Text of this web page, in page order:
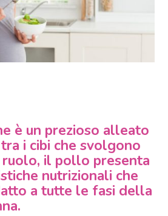
è un prezioso alleato
i cibi che svolgono
il pollo presenta
nutrizionali che
a tutte le fasi della